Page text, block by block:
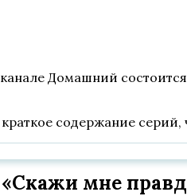
Домашний
содержание
мне